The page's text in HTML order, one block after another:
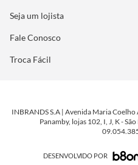
Seja um lojista
Fale Conosco
Troca Fácil
INBRANDS S.A | Avenida Maria
Panamby, lojas 102, I, J, K -
DESENVOLVIDO POR